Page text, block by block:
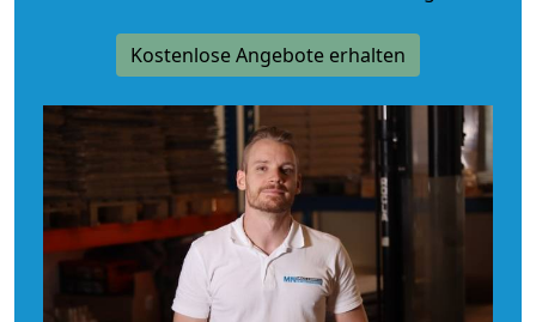
Kostenlose Angebote erhalten